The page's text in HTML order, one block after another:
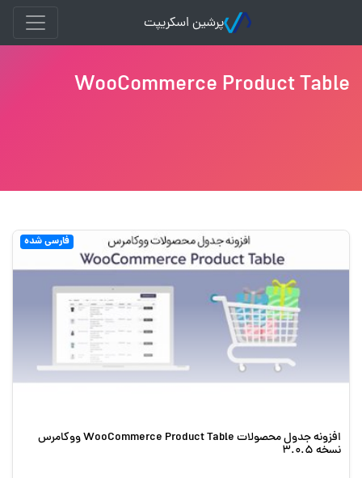
پرشین اسکریپت
WooCommerce Product Table
فارسی شده
افزونه جدول محصولات WooCommerce Product Table ووکامرس
نسخه 3.0.5